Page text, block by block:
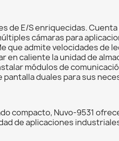
de E/S enriquecidas.
cámaras para
que admite velocidades
en caliente la unidad de
módulos de
pantalla duales para sus
compacto, Nuvo-9531
de aplicaciones